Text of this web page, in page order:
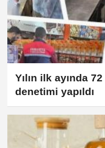
Yılın ilk ayında
denetimi yapıldı